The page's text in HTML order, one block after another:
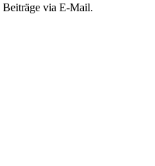
Beiträge via E-Mail.